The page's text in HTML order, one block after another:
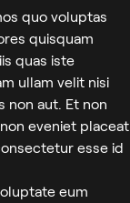
quo voluptas
quisquam
quas iste
ullam velit nisi
non aut. Et non
eveniet placeat
esse id
eum